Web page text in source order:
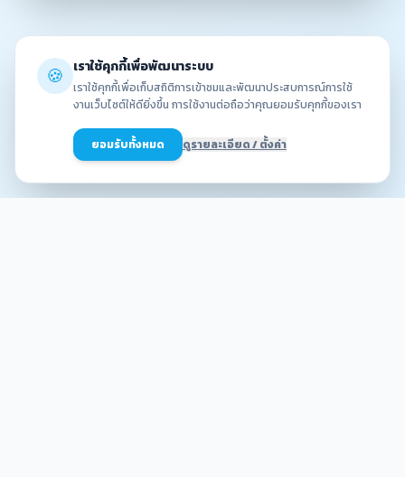
🍪 เราใช้คุกกี้เพื่อพัฒนาระบบ
เราใช้คุกกี้เพื่อเก็บสถิติการเข้าชมและพัฒนาประสบการณ์การใช้
งานเว็บไซต์ให้ดียิ่งขึ้น การใช้งานต่อถือว่าคุณยอมรับคุกกี้ของเรา
ยอมรับทั้งหมด ดูรายละเอียด / ตั้งค่า